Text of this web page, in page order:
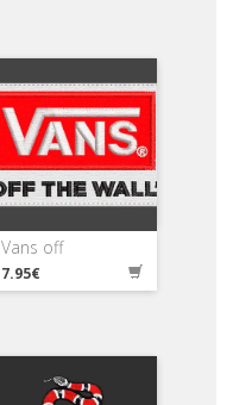
Vans off
7.95€